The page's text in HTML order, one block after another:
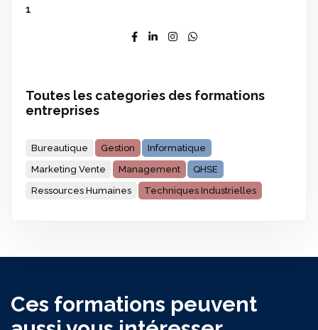
1
Toutes les categories des formations
entreprises
Bureautique Gestion
Informatique
Marketing Vente
Management
QHSE
Ressources Humaines
Techniques Industrielles
Ces formations peuvent